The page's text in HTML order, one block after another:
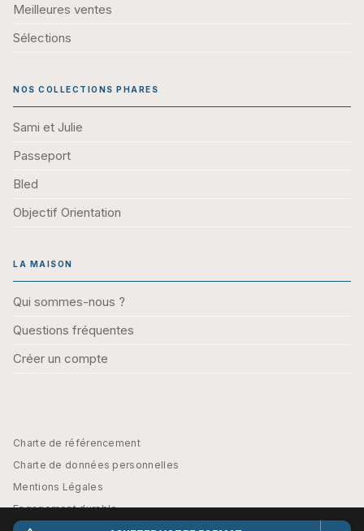
Meilleures ventes
Sélections
NOS COLLECTIONS PHARES
Sami et Julie
Passeport
Bled
Objectif Orientation
LA MAISON
Qui sommes-nous ?
Questions fréquentes
Créer un compte
Charte de référencement
Charte de données personnelles
Mentions Légales
Engagement durable